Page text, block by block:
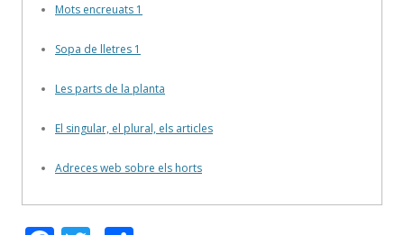
Mots encreuats 1
Sopa de lletres 1
Les parts de la planta
El singular, el plural, els articles
Adreces web sobre els horts